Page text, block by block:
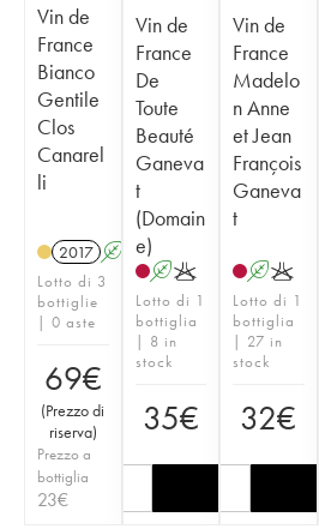
Vin de
France
Bianco
Gentile
Clos
Canarel
li
2017 A
Lotto di 3
bottiglie
| 0 aste
69€
(Prezzo di
riserva)
Prezzo a
bottiglia
23€
Vin de
France
De
Toute
Beauté
Ganeva
t
(Domain
e)
AK
Lotto di 1
bottiglia
| 8 in
stock
35€
Vin de
France
Madelo
n Anne
et Jean
François
Ganeva
t
AK
Lotto di 1
bottiglia
| 27 in
stock
32€